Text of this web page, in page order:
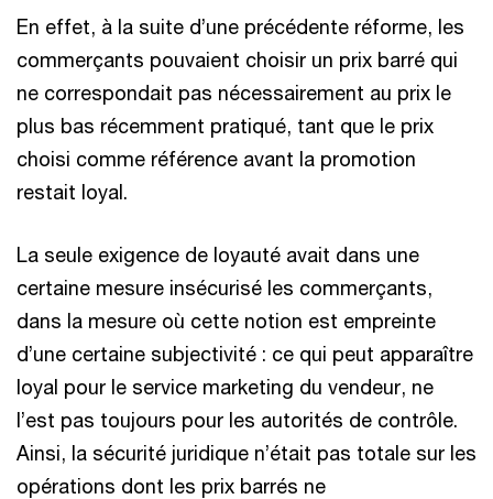
En effet, à la suite d’une précédente réforme, les
commerçants pouvaient choisir un prix barré qui
ne correspondait pas nécessairement au prix le
plus bas récemment pratiqué, tant que le prix
choisi comme référence avant la promotion
restait loyal.
La seule exigence de loyauté avait dans une
certaine mesure insécurisé les commerçants,
dans la mesure où cette notion est empreinte
d’une certaine subjectivité : ce qui peut apparaître
loyal pour le service marketing du vendeur, ne
l’est pas toujours pour les autorités de contrôle.
Ainsi, la sécurité juridique n’était pas totale sur les
opérations dont les prix barrés ne